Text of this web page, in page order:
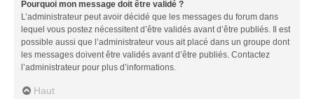
Pourquoi mon message doit être validé ?
L’administrateur peut avoir décidé que les messages du forum dans
lequel vous postez nécessitent d’être validés avant d’être publiés. Il est
possible aussi que l’administrateur vous ait placé dans un groupe dont
les messages doivent être validés avant d’être publiés. Contactez
l’administrateur pour plus d’informations.
Haut